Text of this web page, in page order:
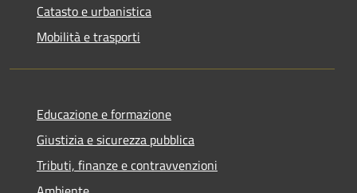
Catasto e urbanistica
Mobilità e trasporti
Educazione e formazione
Giustizia e sicurezza pubblica
Tributi, finanze e contravvenzioni